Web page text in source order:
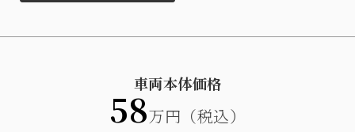
車両本体価格
58万円（税込）